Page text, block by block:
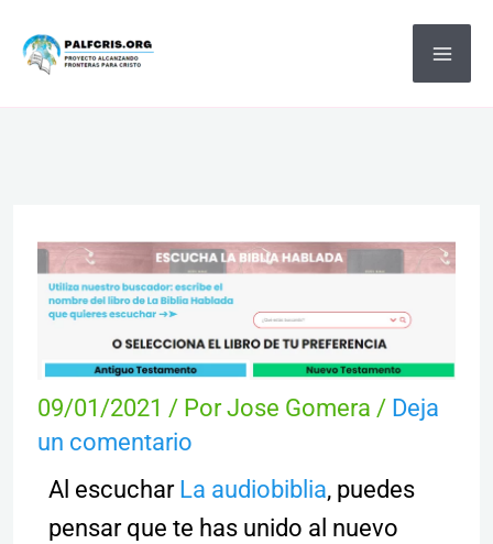
09/01/2021 / PorJose Gomera / Deja
un comentario
Al escuchar La audiobiblia, puedes
pensar que te has unido al nuevo